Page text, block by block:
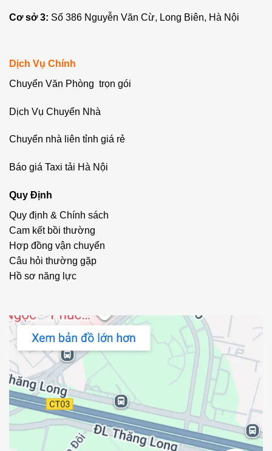
Cơ sở 3: Số 386 Nguyễn Văn Cừ, Long Biên, Hà Nội
Dịch Vụ Chính
Chuyển Văn Phòng trọn gói
Dịch Vụ Chuyển Nhà
Chuyển nhà liên tỉnh giá rẻ
Báo giá Taxi tải Hà Nội
Quy Định
Quy định & Chính sách
Cam kết bồi thường
Hợp đồng vận chuyển
Câu hỏi thường gặp
Hồ sơ năng lực